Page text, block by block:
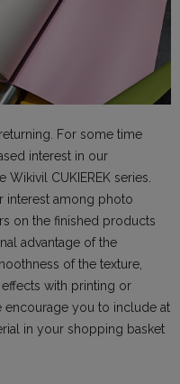
For some time
interest in our
CUKIEREK series.
interest among photo
on the finished products
advantage of the
of the texture,
with printing or
encourage you to include at
in your shopping basket